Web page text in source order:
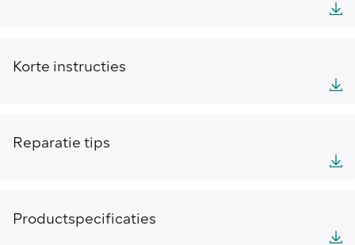
Korte instructies
Reparatie tips
Productspecificaties